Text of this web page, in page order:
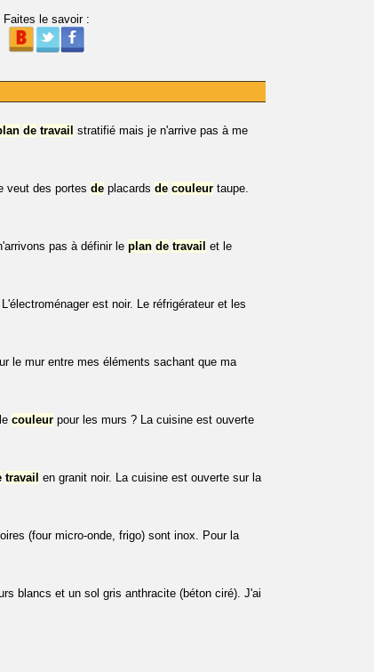
Faites le savoir :
de travail stratifié mais je n'arrive pas à me
veut des portes de placards de couleur taupe.
pas à définir le plan de travail et le
est noir. Le réfrigérateur et les
le mur entre mes éléments sachant que ma
couleur pour les murs ? La cuisine est ouverte
travail en granit noir. La cuisine est ouverte sur la
(four micro-onde, frigo) sont inox. Pour la
blancs et un sol gris anthracite (béton ciré). J'ai